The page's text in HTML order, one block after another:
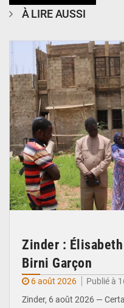
À LIRE AUSSI
Zinder :
Birni Garçon
6 août 2026
Publié à
Zinder, 6 août 2026 —